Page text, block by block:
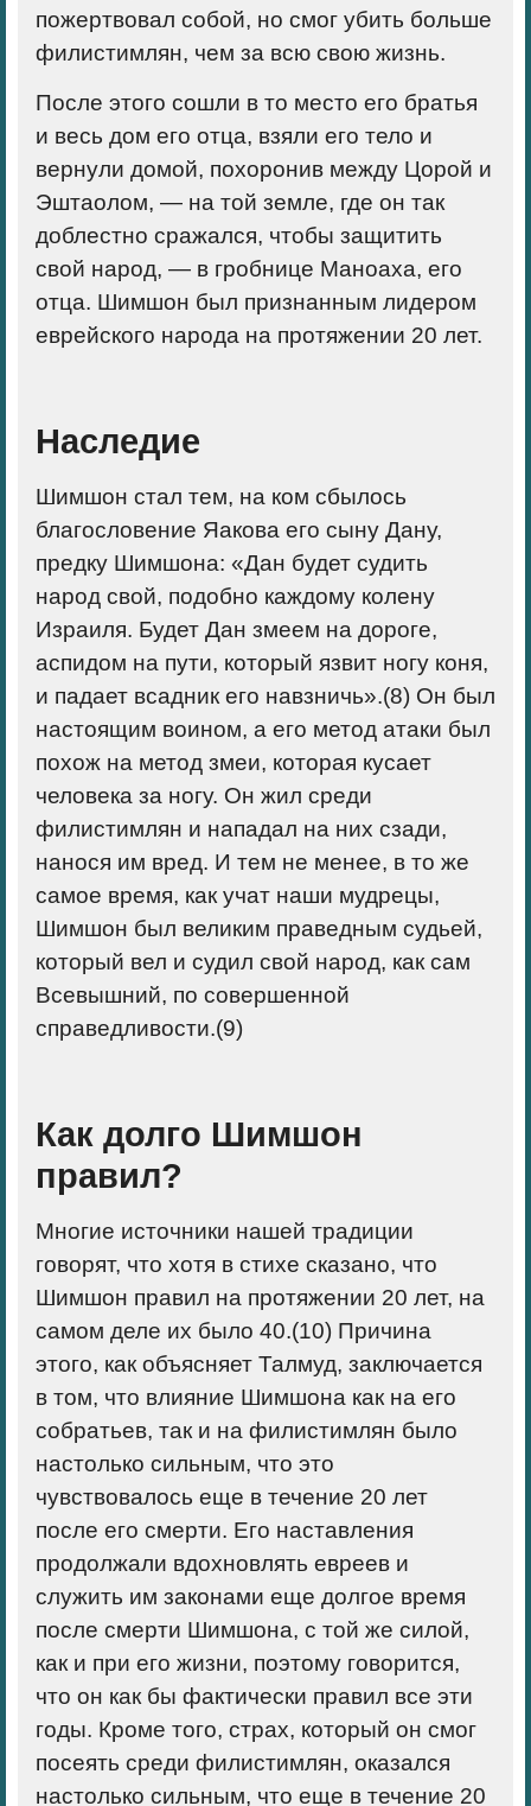
пожертвовал собой, но смог убить больше
филистимлян, чем за всю свою жизнь.
После этого сошли в то место его братья
и весь дом его отца, взяли его тело и
вернули домой, похоронив между Цорой и
Эштаолом, — на той земле, где он так
доблестно сражался, чтобы защитить
свой народ, — в гробнице Маноаха, его
отца. Шимшон был признанным лидером
еврейского народа на протяжении 20 лет.
Наследие
Шимшон стал тем, на ком сбылось
благословение Яакова его сыну Дану,
предку Шимшона: «Дан будет судить
народ свой, подобно каждому колену
Израиля. Будет Дан змеем на дороге,
аспидом на пути, который язвит ногу коня,
и падает всадник его навзничь».(8) Он был
настоящим воином, а его метод атаки был
похож на метод змеи, которая кусает
человека за ногу. Он жил среди
филистимлян и нападал на них сзади,
нанося им вред. И тем не менее, в то же
самое время, как учат наши мудрецы,
Шимшон был великим праведным судьей,
который вел и судил свой народ, как сам
Всевышний, по совершенной
справедливости.(9)
Как долго Шимшон
правил?
Многие источники нашей традиции
говорят, что хотя в стихе сказано, что
Шимшон правил на протяжении 20 лет, на
самом деле их было 40.(10) Причина
этого, как объясняет Талмуд, заключается
в том, что влияние Шимшона как на его
собратьев, так и на филистимлян было
настолько сильным, что это
чувствовалось еще в течение 20 лет
после его смерти. Его наставления
продолжали вдохновлять евреев и
служить им законами еще долгое время
после смерти Шимшона, с той же силой,
как и при его жизни, поэтому говорится,
что он как бы фактически правил все эти
годы. Кроме того, страх, который он смог
посеять среди филистимлян, оказался
настолько сильным, что еще в течение 20